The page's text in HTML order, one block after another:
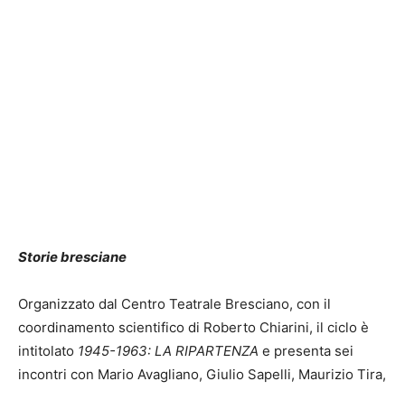
Storie bresciane
Organizzato dal Centro Teatrale Bresciano, con il
coordinamento scientifico di Roberto Chiarini, il ciclo è
intitolato 1945-1963: LA RIPARTENZA e presenta sei
incontri con Mario Avagliano, Giulio Sapelli, Maurizio Tira,